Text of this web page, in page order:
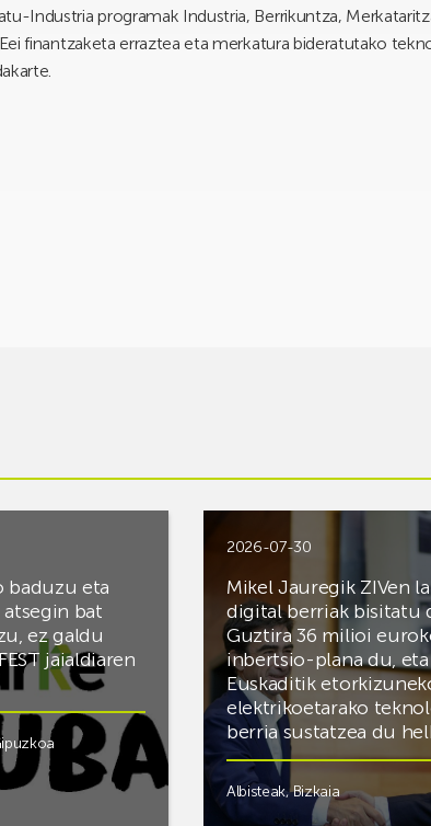
Industria programak Industria, Berrikuntza,
finantzaketa erraztea eta merkatura bideratutako
baduzu eta
bat
ez galdu
jaialdiaren
2026-07-30
Mikel Jauregik ZIVen
digital berriak bisitatu
Guztira 36 milioi
inbertsio-plana du, eta
Euskaditik
elektrikoetarako
berria sustatzea du
Albisteak,Bizkaia